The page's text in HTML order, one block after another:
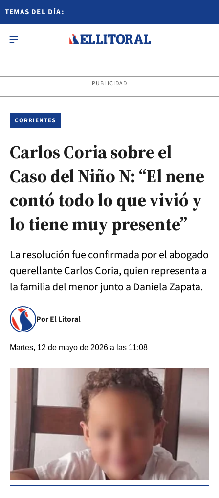
TEMAS DEL DÍA:
PUBLICIDAD
CORRIENTES
Carlos Coria sobre el
Caso del Niño N: “El nene
contó todo lo que vivió y
lo tiene muy presente”
La resolución fue confirmada por el abogado
querellante Carlos Coria, quien representa a
la familia del menor junto a Daniela Zapata.
Por El Litoral
Martes, 12 de mayo de 2026 a las 11:08